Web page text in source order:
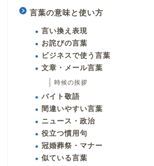
言葉の意味と使い方
言い換え表現
お詫びの言葉
ビジネスで使う言葉
文章・メール言葉
時候の挨拶
バイト敬語
間違いやすい言葉
ニュース・政治
役立つ慣用句
冠婚葬祭・マナー
似ている言葉